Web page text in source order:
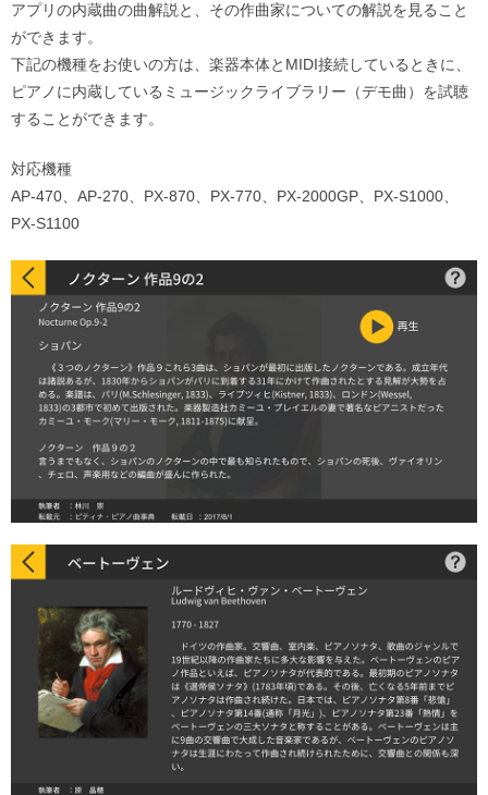
アプリの内蔵曲の曲解説と、その作曲家についての解説を見ること
ができます。
下記の機種をお使いの方は、楽器本体とMIDI接続しているときに、
ピアノに内蔵しているミュージックライブラリー（デモ曲）を試聴
することができます。
対応機種
AP-470、AP-270、PX-870、PX-770、PX-2000GP、PX-S1000、
PX-S1100